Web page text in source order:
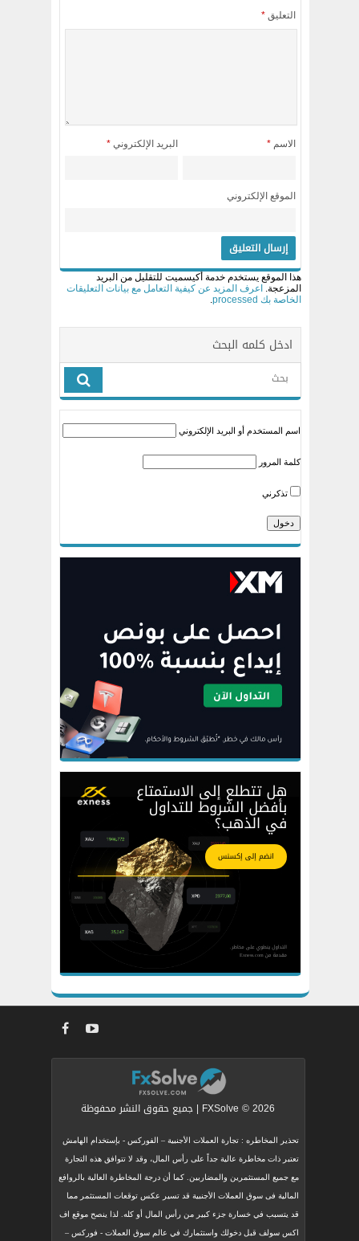
التعليق *
الاسم * البريد الإلكتروني *
الموقع الإلكتروني
هذا الموقع يستخدم خدمة أكيسميت للتقليل من البريد
المزعجة. اعرف المزيد عن كيفية التعامل مع بيانات التعليقات
الخاصة بك processed
.
ادخل كلمه البحث
اسم المستخدم أو البريد الإلكتروني
كلمة المرور
تذكرني
FXSolve © 2026 | جميع حقوق النشر محفوظة
تحذير المخاطره : تجارة العملات الأجنبية – الفوركس - بإستخدام الهامش
تعتبر ذات مخاطرة عالية جداً على رأس المال، وقد لا تتوافق هذه التجارة
مع جميع المستثمرين والمضاربين. كما أن درجة المخاطرة العالية بالروافع
المالية فى سوق العملات الأجنبية قد تسير عكس توقعات المستثمر مما
قد يتسبب في خسارة جزء كبير من رأس المال أو كله. لذا ينصح موقع اف
اكس سولف قبل دخولك واستثمارك في عالم سوق العملات - فوركس –